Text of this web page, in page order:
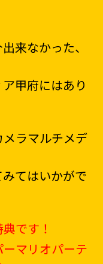
来なかった、
甲府にはあり
ラマルチメデ
てはいかがで
です！
マリオパーテ